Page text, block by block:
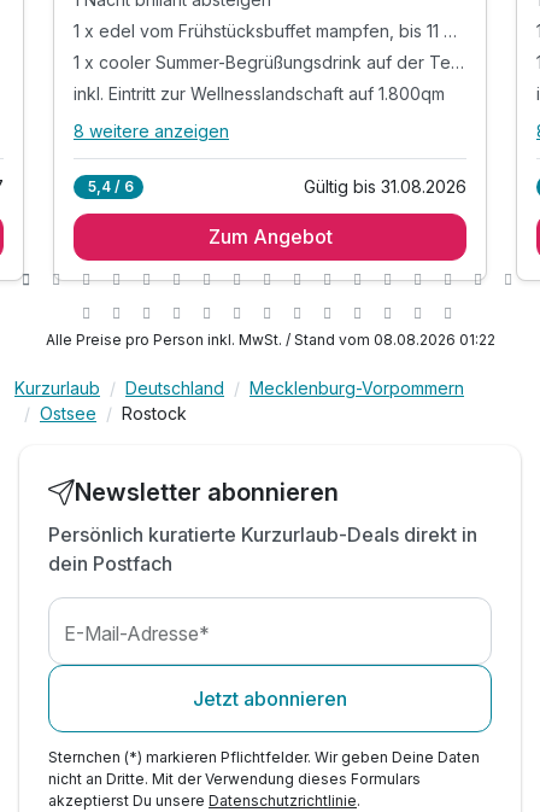
1 x edel vom Frühstücksbuffet mampfen, bis 11 Uhr
1 x cooler Summer-Begrüßungsdrink auf der Terrasse
inkl. Eintritt zur Wellnesslandschaft auf 1.800qm
Alle Inklusivleistungen
1 x edel vom Frühstücksbuffet mampfen, bis 11
Uhr
Terrasse
inkl. Eintritt zur Wellnesslandschaft auf 1.800qm
mit Panoramasauna, Aroma Dampfbad,
Kräuterdampfbad
& stilvoll Fleetzen im Panoramaschwimmbad am
inkl. flauschiger Bademantel & Saunatuch
inkl. Bus & Bahn Rundfahrten mit der Gästekarte
8 weitere anzeigen
5,4 / 6 Gültig bis 31.08.2026
Zum Angebot
Alle Preise pro Person inkl. MwSt. / Stand vom 08.08.2026 01:22
Kurzurlaub Deutschland
Mecklenburg-Vorpommern
Ostsee
Rostock
Newsletter abonnieren
Persönlich kuratierte Kurzurlaub-Deals direkt in
dein Postfach
E-Mail-Adresse*
Jetzt abonnieren
Sternchen (*) markieren Pflichtfelder. Wir geben Deine Daten
nicht an Dritte. Mit der Verwendung dieses Formulars
akzeptierst Du unsere Datenschutzrichtlinie.